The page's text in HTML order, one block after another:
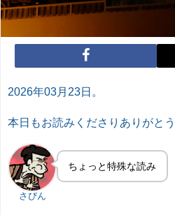
2026年03月23日。
本日もお読みくださりありがとう
さびん
ちょっと特殊な読み